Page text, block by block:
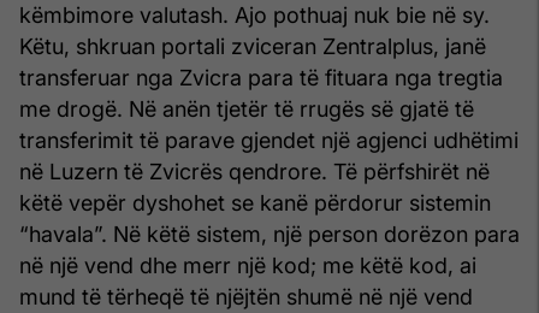
këmbimore valutash. Ajo pothuaj nuk bie në sy.
Këtu, shkruan portali zviceran Zentralplus, janë
transferuar nga Zvicra para të fituara nga tregtia
me drogë. Në anën tjetër të rrugës së gjatë të
transferimit të parave gjendet një agjenci udhëtimi
në Luzern të Zvicrës qendrore. Të përfshirët në
këtë vepër dyshohet se kanë përdorur sistemin
“havala”. Në këtë sistem, një person dorëzon para
në një vend dhe merr një kod; me këtë kod, ai
mund të tërheqë të njëjtën shumë në një vend